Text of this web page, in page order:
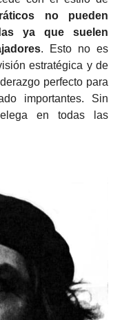
no pueden
ya que suelen
. Esto no es
estratégica y de
perfecto para
importantes. Sin
en todas las